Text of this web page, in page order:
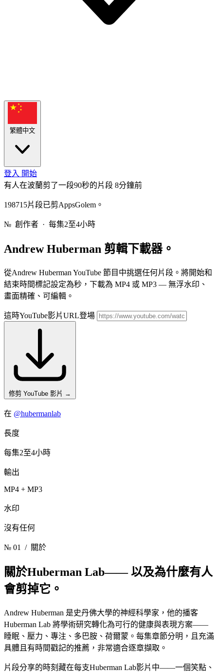
繁體中文
登入 開始
有人在波蘭剪了一段90秒的片段 8分鐘前
198715片段已剪AppsGolem。
№ 創作者 · 每集2至4小時
Andrew Huberman 剪輯下載器。
從Andrew Huberman YouTube 節目中挑選任何片段。將開始和
結束時間標記設定為秒，下載為 MP4 或 MP3 — 無浮水印、
畫面精確、可編輯。
這時YouTube影片URL登場
修剪 YouTube 影片 →
在 @hubermanlab
長度
每集2至4小時
輸出
MP4 + MP3
水印
沒有任何
№ 01 / 關於
關於Huberman Lab—— 以及為什麼有人
會剪掉它。
Andrew Huberman 是史丹佛大學的神經科學家，他的播客
Huberman Lab 將學術研究轉化為可行的健康與表現方案——
睡眠、壓力、專注、多巴胺、荷爾蒙。每集章節分明，且充滿
具體且有時間戳記的推薦，非常適合逐章擷取。
片段分享的時刻藏在每支Huberman Lab影片中——一個笑點、